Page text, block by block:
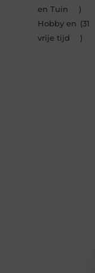
en Tuin
)
Hobby en
vrije tijd
(31
)